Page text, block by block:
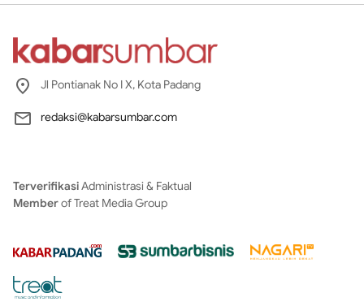
Jl Pontianak No I X, Kota Padang
redaksi@kabarsumbar.com
TerverifikasiAdministrasi & Faktual
Memberof Treat Media Group